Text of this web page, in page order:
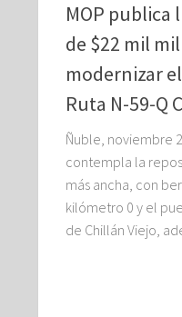
MOP publica
de $22 mil
modernizar
Ruta N-59-Q
Ñuble, noviembre
contempla la
más ancha, con
kilómetro 0 y el
de Chillán Viejo,